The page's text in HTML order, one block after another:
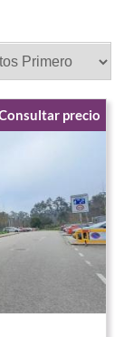
precio